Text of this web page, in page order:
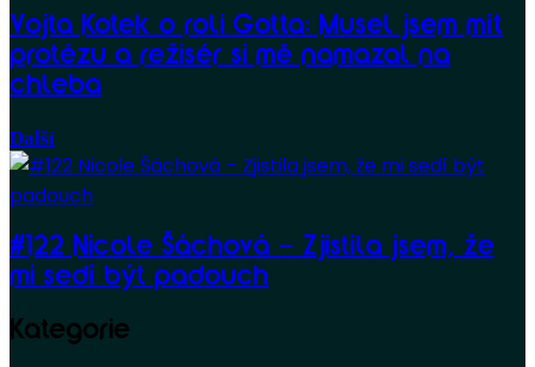
Vojta Kotek o roli Gotta: Musel jsem mít
protézu a režisér si mě namazal na
chleba
Další
#122 Nicole Šáchová – Zjistila jsem, že
mi sedí být padouch
Kategorie